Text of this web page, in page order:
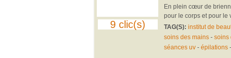
9 clic(s)
En plein cœur de
pour le corps et pour le
TAG(S): institut de
soins des mains- soins
séances uv- épilations-